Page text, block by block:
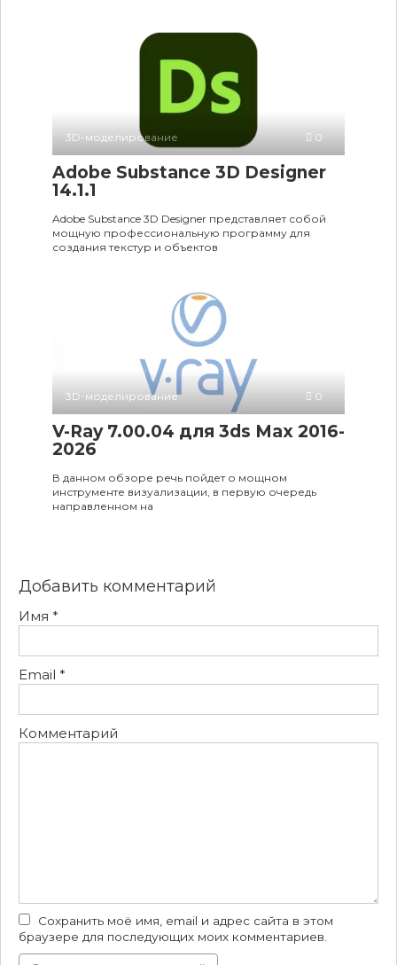
3D-моделирование 0
Adobe Substance 3D Designer
14.1.1
Adobe Substance 3D Designer представляет собой
мощную профессиональную программу для
создания текстур и объектов
3D-моделирование 0
V-Ray 7.00.04 для 3ds Max 2016-
2026
В данном обзоре речь пойдет о мощном
инструменте визуализации, в первую очередь
направленном на
Добавить комментарий
Имя *
Email *
Комментарий
Сохранить моё имя, email и адрес сайта в этом
браузере для последующих моих комментариев.